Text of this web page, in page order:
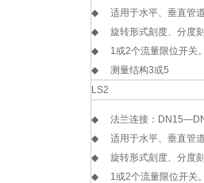
◆
适用于水平、垂直管
◆
旋转形式刻度、分度
◆ 1或2个流量限位开关
◆
测量结构3或5
LS2
◆ 法兰连接：
◆
适用于水平、垂直管
◆
旋转形式刻度、分度
◆ 1或2个流量限位开关